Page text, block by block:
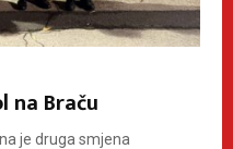
na Braču
je druga smjena